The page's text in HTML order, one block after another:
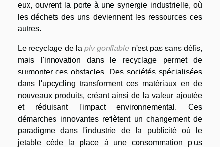
eux, ouvrent la porte à une synergie industrielle, où
les déchets des uns deviennent les ressources des
autres.
Le recyclage de la plv gonflable n'est pas sans défis,
mais l'innovation dans le recyclage permet de
surmonter ces obstacles. Des sociétés spécialisées
dans l'upcycling transforment ces matériaux en de
nouveaux produits, créant ainsi de la valeur ajoutée
et réduisant l'impact environnemental. Ces
démarches innovantes reflètent un changement de
paradigme dans l'industrie de la publicité où le
jetable cède la place à une consommation plus